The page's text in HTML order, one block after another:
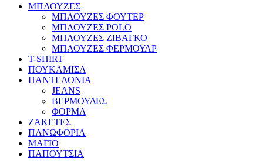
ΜΠΛΟΥΖΕΣ
ΜΠΛΟΥΖΕΣ ΦΟΥΤΕΡ
ΜΠΛΟΥΖΕΣ POLO
ΜΠΛΟΥΖΕΣ ΖΙΒΑΓΚΟ
ΜΠΛΟΥΖΕΣ ΦΕΡΜΟΥΑΡ
T-SHIRT
ΠΟΥΚΑΜΙΣΑ
ΠΑΝΤΕΛΟΝΙΑ
JEANS
ΒΕΡΜΟΥΔΕΣ
ΦΟΡΜΑ
ΖΑΚΕΤΕΣ
ΠΑΝΩΦΟΡΙΑ
ΜΑΓΙΟ
ΠΑΠΟΥΤΣΙΑ